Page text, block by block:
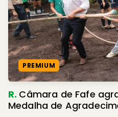
PREMIUM
R. Câmara de Fafe
Medalha de